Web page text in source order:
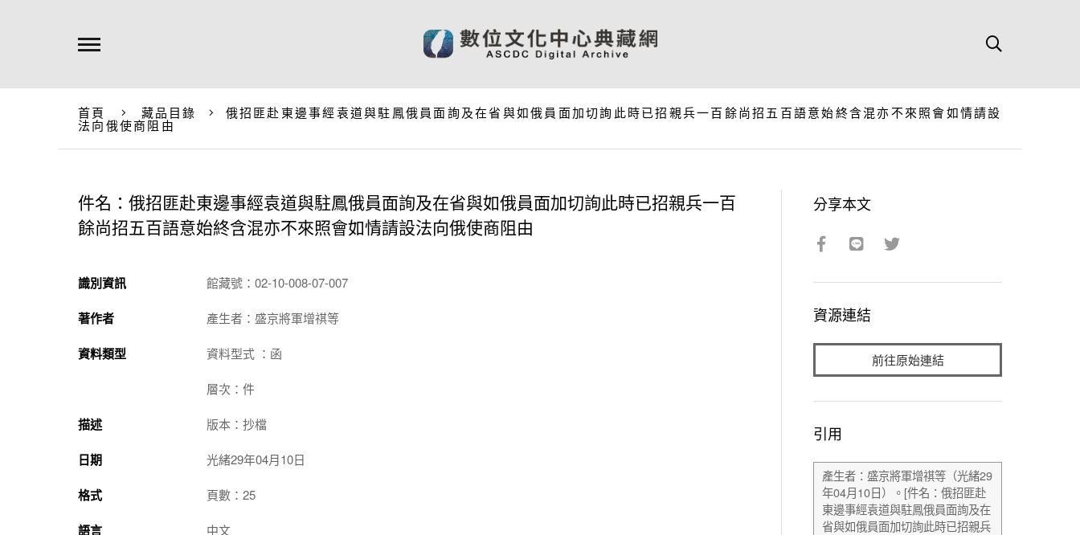
首頁 藏品目錄 俄招匪赴東邊事經袁道與駐鳳俄員面詢及在省與如俄員面加切詢此時已招親兵一百餘尚招五百語意始終含混亦不來照會如情請設
法向俄使商阻由
件名：俄招匪赴東邊事經袁道與駐鳳俄員面詢及在省與如俄員面加切詢此時已招親兵一百
餘尚招五百語意始終含混亦不來照會如情請設法向俄使商阻由
識別資訊 館藏號：02-10-008-07-007
著作者 產生者：盛京將軍增祺等
資料類型 資料型式 ：函
層次：件
描述 版本：抄檔
日期 光緒29年04月10日
格式 頁數：25
語言 中文
分享本文
資源連結
前往原始連結
引用